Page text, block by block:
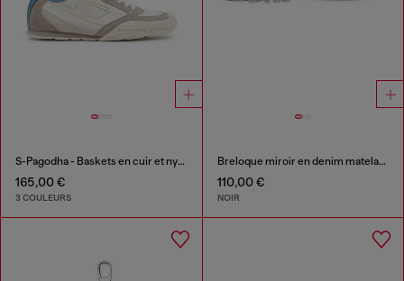
S-Pagodha - Baskets en cuir et nylon
165,00 €
3 COULEURS
Breloque miroir en denim matelassé motif argyle
110,00 €
NOIR